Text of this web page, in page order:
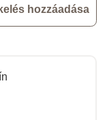
hozzáadása